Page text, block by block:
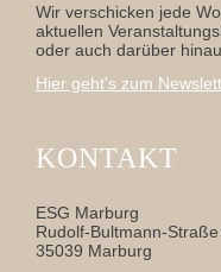
Wir verschicken jede
aktuellen
oder auch darüber
Hier geht's zum
KONTAKT
ESG Marburg
Rudolf-Bultmann-
35039 Marburg